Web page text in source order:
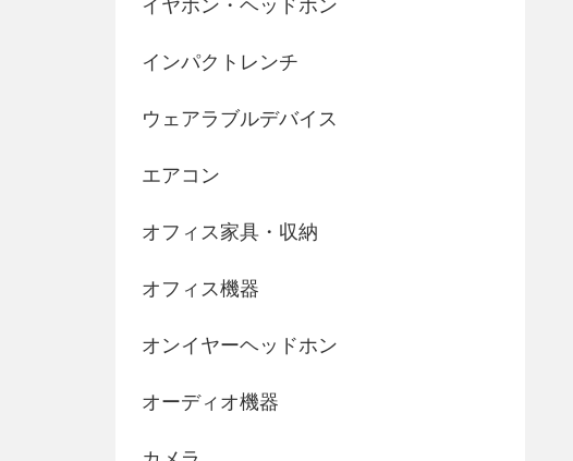
イヤホン・ヘッドホン
インパクトレンチ
ウェアラブルデバイス
エアコン
オフィス家具・収納
オフィス機器
オンイヤーヘッドホン
オーディオ機器